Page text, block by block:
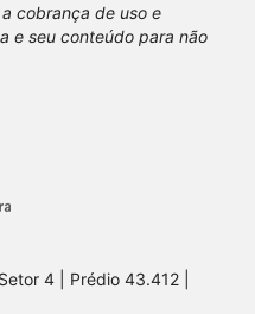
cobrança de uso e
e seu conteúdo para não
4 | Prédio 43.412 |